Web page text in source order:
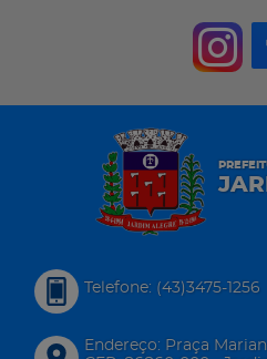
Telefone: (43)3475-1256
Endereço: Praça